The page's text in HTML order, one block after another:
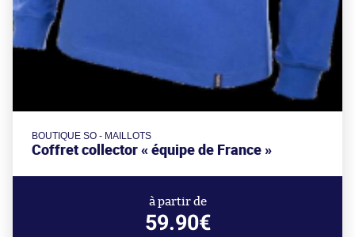
BOUTIQUE SO - MAILLOTS
Coffret collector « équipe de France »
à partir de
59.90€